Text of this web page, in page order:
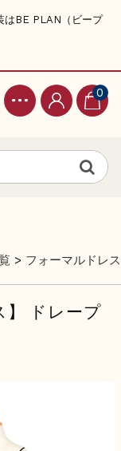
はBE PLAN（ビープ
0
> フォーマルドレス
】 ドレープ